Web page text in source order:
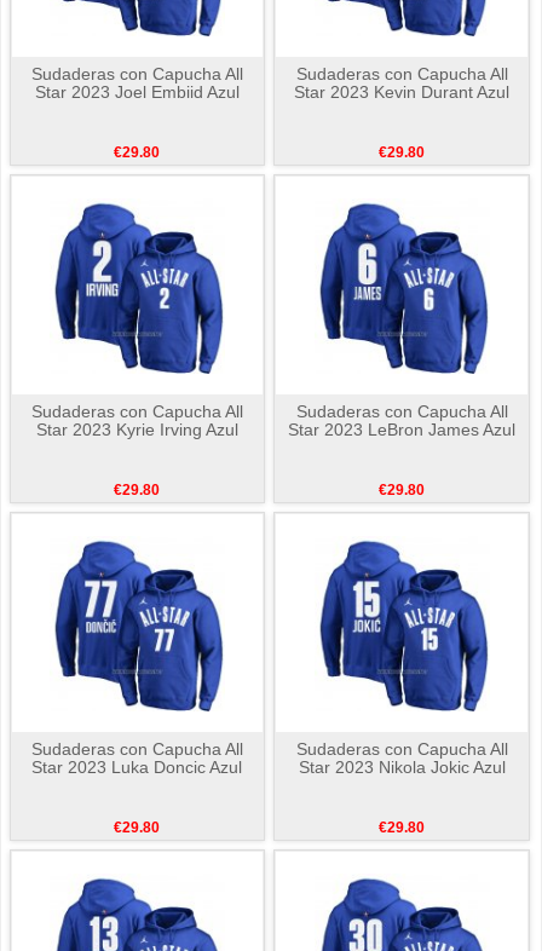
Sudaderas con Capucha All
Star 2023 Joel Embiid Azul
€29.80
Sudaderas con Capucha All
Star 2023 Kevin Durant Azul
€29.80
Sudaderas con Capucha All
Star 2023 Kyrie Irving Azul
€29.80
Sudaderas con Capucha All
Star 2023 LeBron James Azul
€29.80
Sudaderas con Capucha All
Star 2023 Luka Doncic Azul
€29.80
Sudaderas con Capucha All
Star 2023 Nikola Jokic Azul
€29.80